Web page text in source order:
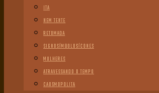
ITA
NEM TENTE
RETOMADA
SIGNOSÍMBOLOSÍCONES
MULHERES
ATRAVESSANDO O TEMPO
CAOSMOPOLITA